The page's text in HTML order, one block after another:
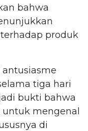
bahwa
produk
antusiasme
tiga hari
bukti bahwa
mengenal
di